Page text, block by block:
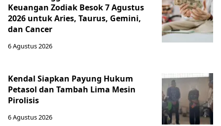
Keuangan Zodiak Besok 7 Agustus
2026 untuk Aries, Taurus, Gemini,
dan Cancer
6 Agustus 2026
Kendal Siapkan Payung Hukum
Petasol dan Tambah Lima Mesin
Pirolisis
6 Agustus 2026